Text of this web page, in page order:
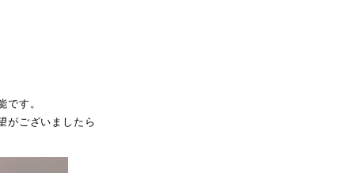
す。
がございましたら